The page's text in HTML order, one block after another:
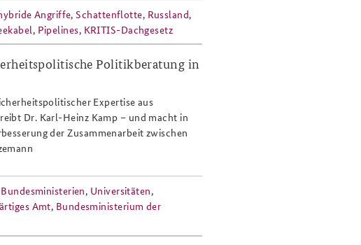
Angriffe, Schattenflotte, Russland,
, Pipelines, KRITIS-Dachgesetz
Politikberatung in
Expertise aus
Dr. Karl-Heinz Kamp – und macht in
der Zusammenarbeit zwischen
Bundesministerien, Universitäten,
Amt, Bundesministerium der